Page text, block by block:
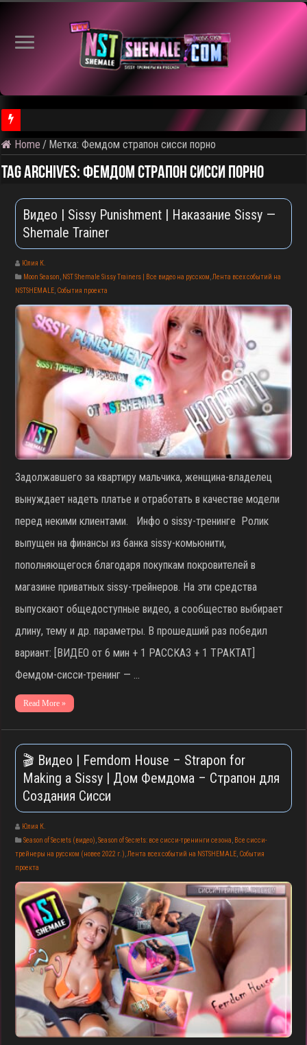
⚠️ Результаты голосования и тема следующего откртытого
Home / Метка:Фемдом страпон сисси порно
Tag Archives:Фемдом страпон сисси порно
Видео | Sissy Punishment | Наказание Sissy —
Shemale Trainer
Юлия К.
Moon Season
NST Shemale Sissy Trainers | Все видео на русском ,Лента всех событий на
NSTSHEMALE События проекта
Задолжавшего за квартиру мальчика, женщина-владелец
вынуждает надеть платье и отработать в качестве модели
перед некими клиентами. Инфо о sissy-тренинге Ролик
выпущен на финансы из банка sissy-комьюнити,
пополняющегося благодаря покупкам покровителей в
магазине приватных sissy-трейнеров. На эти средства
выпускают общедоступные видео, а сообщество выбирает
длину, тему и др. параметры. В прошедший раз победил
вариант: [ВИДЕО от 6 мин + 1 РАССКАЗ + 1 ТРАКТАТ]
Фемдом-сисси-тренинг — …
Read More »
🎬 Видео | Femdom House – Strapon for
Making a Sissy | Дом Фемдома – Страпон для
Создания Сисси
Юлия К.
Season of Secrets (видео),Season of Secrets: все сисси-тренинги сезона, Все сисси-
трейнеры на русском (новее 2022 г.),Лента всех событий на NSTSHEMALE, События
проекта